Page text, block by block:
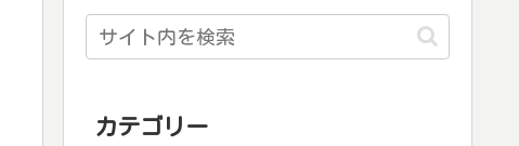
カテゴリー